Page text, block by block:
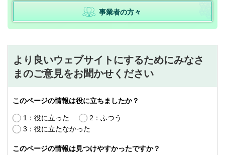
事業者の方々
より良いウェブサイトにするためにみなさ
まのご意見をお聞かせください
このページの情報は役に立ちましたか？
1：役に立った
2：ふつう
3：役に立たなかった
このページの情報は見つけやすかったですか？